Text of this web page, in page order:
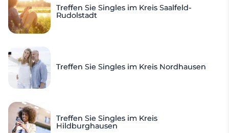
Treffen Sie Singles im Kreis Saalfeld-
Rudolstadt
Treffen Sie Singles im Kreis Nordhausen
Treffen Sie Singles im Kreis
Hildburghausen